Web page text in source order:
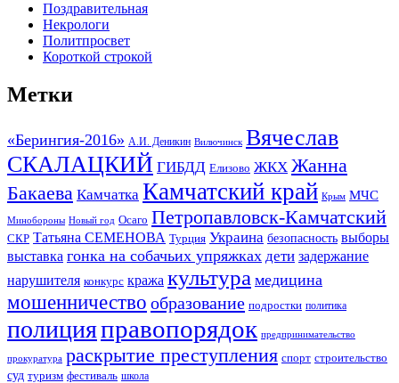
Поздравительная
Некрологи
Политпросвет
Короткой строкой
Метки
«Берингия-2016» А.И. Деникин Вилючинск Вячеслав
СКАЛАЦКИЙ ГИБДД Елизово ЖКХ Жанна
Бакаева Камчатка Камчатский край Крым МЧС
Минобороны Новый год Осаго Петропавловск-Камчатский
СКР Татьяна СЕМЕНОВА Турция Украина безопасность выборы
выставка гонка на собачьих упряжках дети задержание
нарушителя конкурс кража культура медицина
мошенничество образование подростки политика
полицияправопорядок предпринимательство
прокуратура раскрытие преступления спорт строительство
суд туризм фестиваль школа